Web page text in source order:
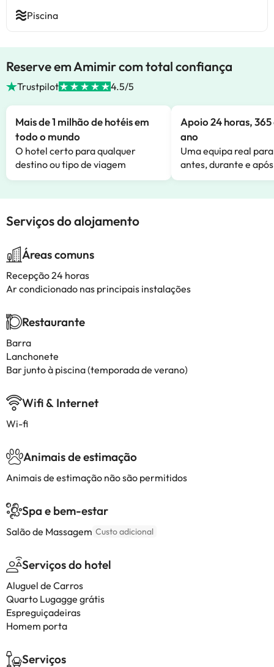
Piscina
Reserve em Amimir com total confiança
Trustpilot 4.5/5
Mais de 1 milhão de hotéis em
todo o mundo
O hotel certo para qualquer
destino ou tipo de viagem
Apoio 24 horas,
ano
Uma equipa real
antes, durante e
Serviços do alojamento
Áreas comuns
Recepção 24 horas
Ar condicionado nas principais instalações
Restaurante
Barra
Lanchonete
Bar junto à piscina (temporada de verano)
Wifi & Internet
Wi-fi
Animais de estimação
Animais de estimação não são permitidos
Spa e bem-estar
Salão de Massagem Custo adicional
Serviços do hotel
Aluguel de Carros
Quarto Lugagge grátis
Espreguiçadeiras
Homem porta
Serviços